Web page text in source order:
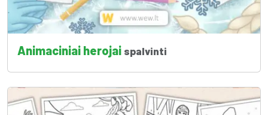
Animaciniai herojai spalvinti